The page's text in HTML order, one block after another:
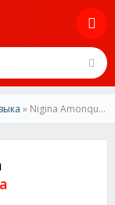
» Nigina Amonqulova - Joz to ta zinda am